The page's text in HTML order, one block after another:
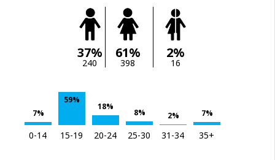
37%
240
61%
398
2%
16
7%
59%
18%
8% 2% 7%
0-14 15-19 20-24 25-30 31-34 35+